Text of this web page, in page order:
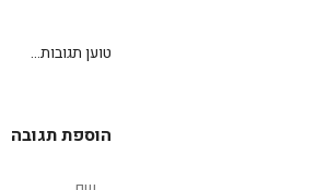
טוען תגובות...
הוספת תגובה